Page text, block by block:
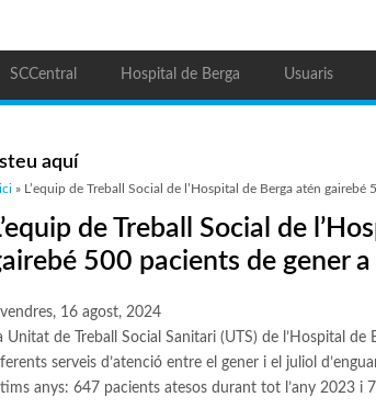
SCCentral Hospital de Berga Usuaris
aquí
» L’equip de Treball Social de l’Hospital de Berga atén gairebé
de Treball Social de
500 pacients de gener a
16 agost, 2024
Unitat de Treball Social Sanitari (UTS) de l’Hospital
serveis d’atenció entre el gener i el juliol
anys: 647 pacients atesos durant tot l’any 2023 i